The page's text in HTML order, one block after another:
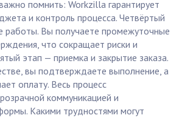
помнить: Workzilla гарантирует
и контроль процесса. Четвёртый
работы. Вы получаете промежуточные
что сокращает риски и
этап — приемка и закрытие заказа.
вы подтверждаете выполнение, а
оплату. Весь процесс
коммуникацией и
Какими трудностями могут